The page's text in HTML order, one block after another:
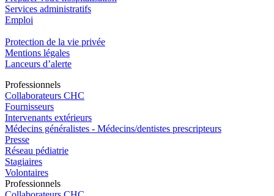
Services administratifs
Emploi​
Protection de la vie privée
Mentions légales
Lanceurs d’alerte
Professionnels
Collaborateurs CHC
Fournisseurs
Intervenants extérieurs
Médecins généralistes - Médecins/dentistes prescripteurs
Presse
Réseau pédiatrie
Stagiaires
Volontaires
Professionnels